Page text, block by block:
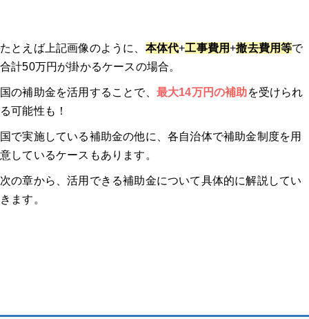
エコキュートに交換するとどのくらいお得になる？？
給湯器の補助金関連のよくある質問
Q. 給湯器の補助金は個人で申請できますか？
きますか？
たとえば上記画像のように、 本体代+工事費用+撤去費用等で
合計50万円が掛かるケースの場合。
国の補助金を活用することで、 最大14万円の補助を受けられ
る可能性も！
国で実施している補助金の他に、各自治体で補助金制度を用
意しているケースもあります。
次の章から、活用できる補助金について具体的に解説してい
きます。